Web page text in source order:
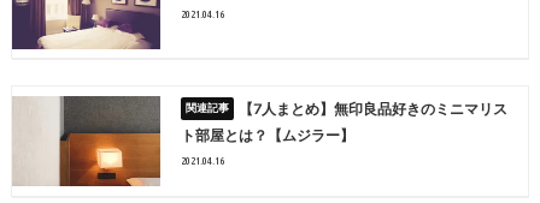
2021.04.16
【7人まとめ】無印良品好きのミニマリス
ト部屋とは？【ムジラー】
2021.04.16